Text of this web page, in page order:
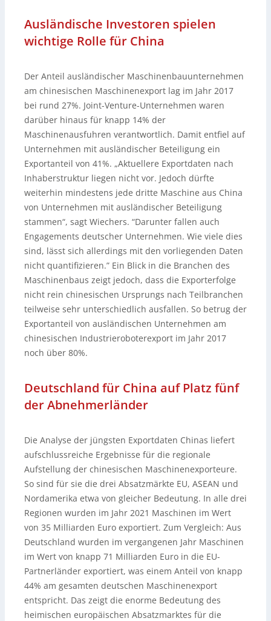
Ausländische Investoren spielen
wichtige Rolle für China
Der Anteil ausländischer Maschinenbauunternehmen
am chinesischen Maschinenexport lag im Jahr 2017
bei rund 27%. Joint-Venture-Unternehmen waren
darüber hinaus für knapp 14% der
Maschinenausfuhren verantwortlich. Damit entfiel auf
Unternehmen mit ausländischer Beteiligung ein
Exportanteil von 41%. „Aktuellere Exportdaten nach
Inhaberstruktur liegen nicht vor. Jedoch dürfte
weiterhin mindestens jede dritte Maschine aus China
von Unternehmen mit ausländischer Beteiligung
stammen“, sagt Wiechers. “Darunter fallen auch
Engagements deutscher Unternehmen. Wie viele dies
sind, lässt sich allerdings mit den vorliegenden Daten
nicht quantifizieren.” Ein Blick in die Branchen des
Maschinenbaus zeigt jedoch, dass die Exporterfolge
nicht rein chinesischen Ursprungs nach Teilbranchen
teilweise sehr unterschiedlich ausfallen. So betrug der
Exportanteil von ausländischen Unternehmen am
chinesischen Industrieroboterexport im Jahr 2017
noch über 80%.
Deutschland für China auf Platz fünf
der Abnehmerländer
Die Analyse der jüngsten Exportdaten Chinas liefert
aufschlussreiche Ergebnisse für die regionale
Aufstellung der chinesischen Maschinenexporteure.
So sind für sie die drei Absatzmärkte EU, ASEAN und
Nordamerika etwa von gleicher Bedeutung. In alle drei
Regionen wurden im Jahr 2021 Maschinen im Wert
von 35 Milliarden Euro exportiert. Zum Vergleich: Aus
Deutschland wurden im vergangenen Jahr Maschinen
im Wert von knapp 71 Milliarden Euro in die EU-
Partnerländer exportiert, was einem Anteil von knapp
44% am gesamten deutschen Maschinenexport
entspricht. Das zeigt die enorme Bedeutung des
heimischen europäischen Absatzmarktes für die